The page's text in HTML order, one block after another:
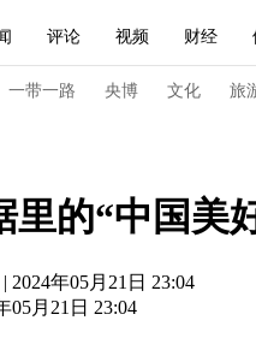
评论 视频 财经
中国领导人 央视快评 习式
节目单 听音 微视频 主
Монгол
一带一路 央博 文化 旅
评论 经济 军事
播+ 热解读
里的“中国美
| 2024年05月21日 23:04
05月21日 23:04